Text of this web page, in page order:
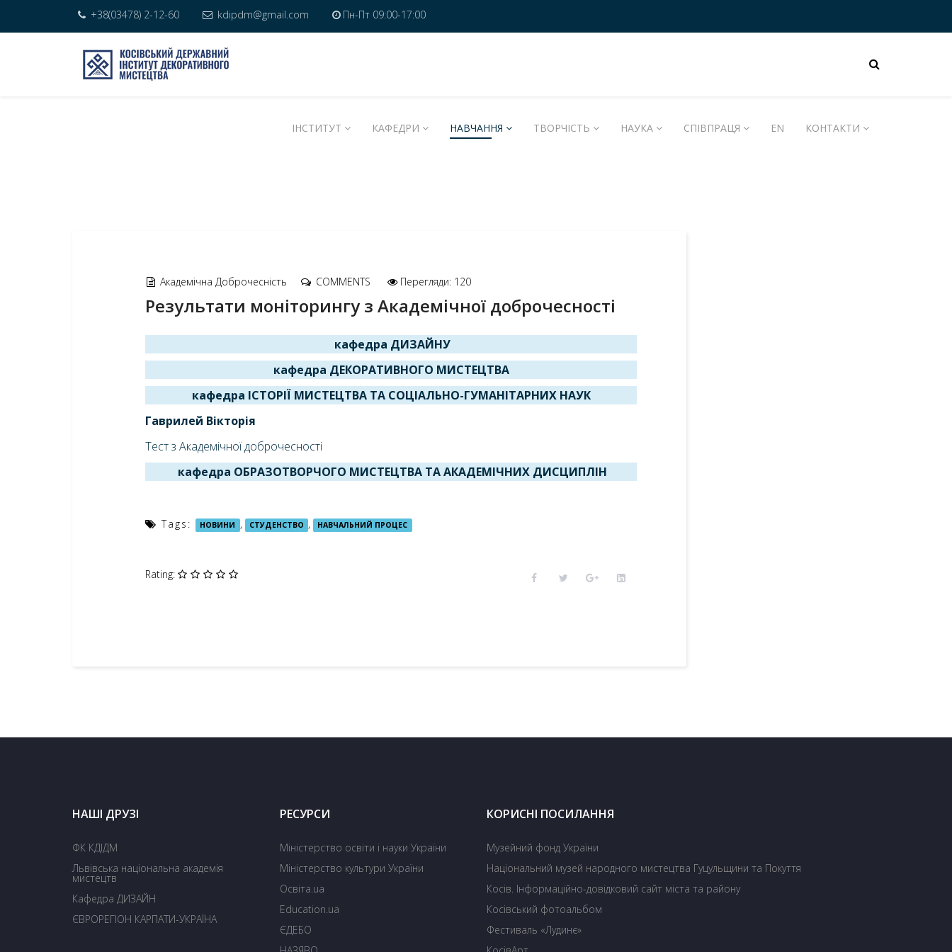
+38(03478) 2-12-60 kdipdm@gmail.com Пн-Пт 09:00-17:00
ІНСТИТУТ КАФЕДРИ НАВЧАННЯ ТВОРЧІСТЬ НАУКА СПІВПРАЦЯ EN КОНТАКТИ
Академічна Доброчесність COMMENTS Перегляди: 120
Результати моніторингу з Академічної доброчесності
кафедра ДИЗАЙНУ
кафедра ДЕКОРАТИВНОГО МИСТЕЦТВА
кафедра ІСТОРІЇ МИСТЕЦТВА ТА СОЦІАЛЬНО-ГУМАНІТАРНИХ НАУК
Гаврилей Вікторія
Тест з Академічної доброчесності
кафедра ОБРАЗОТВОРЧОГО МИСТЕЦТВА ТА АКАДЕМІЧНИХ ДИСЦИПЛІН
Tags: НОВИНИ , СТУДЕНСТВО , НАВЧАЛЬНИЙ ПРОЦЕС
Rating:
НАШІ ДРУЗІ
ФК КДІДМ
Львівська національна академія
мистецтв
Кафедра ДИЗАЙН
ЄВРОРЕГІОН КАРПАТИ-УКРАЇНА
РЕСУРСИ
Міністерство освіти і науки України
Міністерство культури України
Освіта.ua
Education.ua
ЄДЕБО
КОРИСНІ ПОСИЛАННЯ
Музейний фонд України
Національний музей народного мистецтва Гуцульщини та Покуття
Косів. Інформаційно-довідковий сайт міста та району
Косівський фотоальбом
Фестиваль «Лудинє»